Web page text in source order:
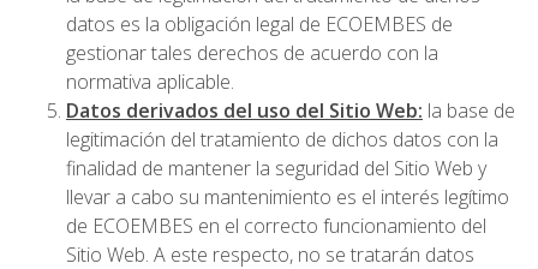
datos es la obligación legal de ECOEMBES de
gestionar tales derechos de acuerdo con la
normativa aplicable.
Datos derivados del uso del Sitio Web: la base de
legitimación del tratamiento de dichos datos con la
finalidad de mantener la seguridad del Sitio Web y
llevar a cabo su mantenimiento es el interés legítimo
de ECOEMBES en el correcto funcionamiento del
Sitio Web. A este respecto, no se tratarán datos